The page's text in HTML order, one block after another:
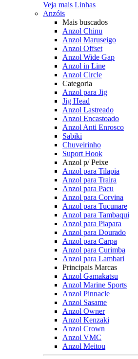
Veja mais Linhas
Anzóis
Mais buscados
Anzol Chinu
Anzol Maruseigo
Anzol Offset
Anzol Wide Gap
Anzol in Line
Anzol Circle
Categoria
Anzol para Jig
Jig Head
Anzol Lastreado
Anzol Encastoado
Anzol Anti Enrosco
Sabiki
Chuveirinho
Suport Hook
Anzol p/ Peixe
Anzol para Tilapia
Anzol para Traira
Anzol para Pacu
Anzol para Corvina
Anzol para Tucunare
Anzol para Tambaqui
Anzol para Piapara
Anzol para Dourado
Anzol para Carpa
Anzol para Curimba
Anzol para Lambari
Principais Marcas
Anzol Gamakatsu
Anzol Marine Sports
Anzol Pinnacle
Anzol Sasame
Anzol Owner
Anzol Kenzaki
Anzol Crown
Anzol VMC
Anzol Meitou